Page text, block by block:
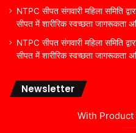
NTPC सीपत संगवारी महिला समिति
सीपत में शारीरिक स्वच्छता जागरूकता
NTPC सीपत संगवारी महिला समिति
सीपत में शारीरिक स्वच्छता जागरूकता
Newsletter
With Product